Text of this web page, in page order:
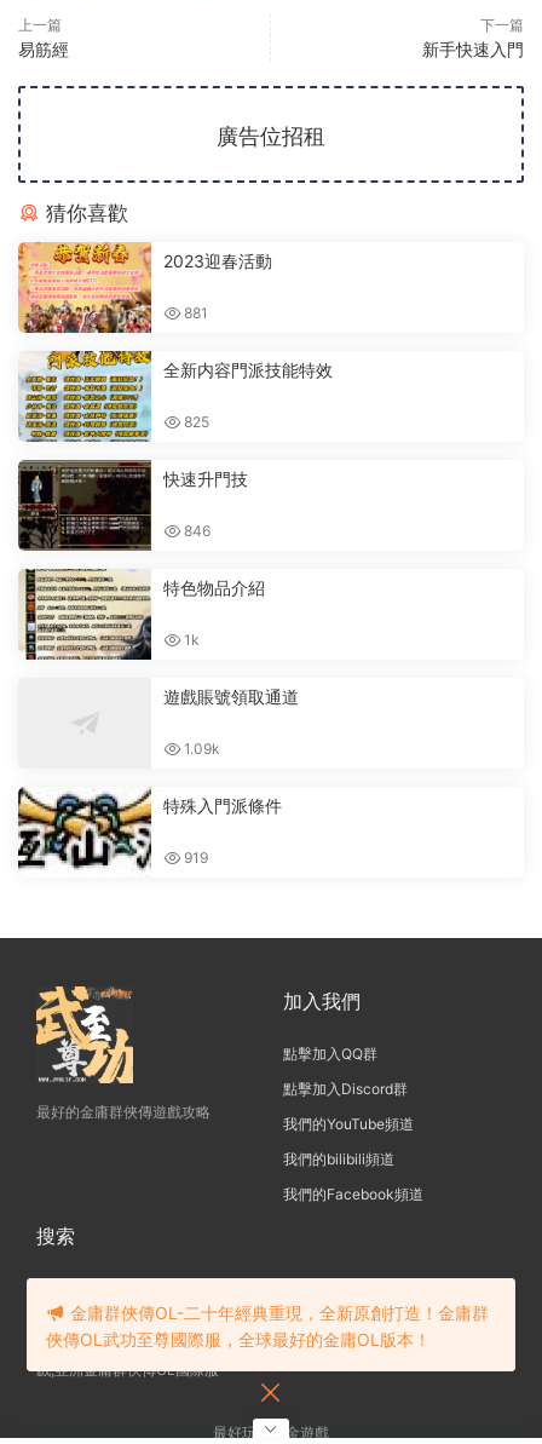
上一篇
易筋經
下一篇
新手快速入門
廣告位招租
猜你喜歡
2023迎春活動
881
全新内容門派技能特效
825
快速升門技
846
特色物品介紹
1k
遊戲賬號領取通道
1.09k
特殊入門派條件
919
最好的金庸群俠傳遊戲攻略
加入我們
點擊加入QQ群
點擊加入Discord群
我們的YouTube頻道
我們的bilibili頻道
我們的Facebook頻道
搜索
金庸群俠傳OL-一款20年傳承的遊
戲,亞洲金庸群俠傳OL國際服
最好玩的網金遊戲
金庸群俠傳OL-二十年經典重現，全新原創打造！金庸群
俠傳OL武功至尊國際服，全球最好的金庸OL版本！